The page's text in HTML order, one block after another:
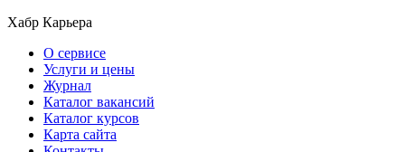
Хабр Карьера
О сервисе
Услуги и цены
Журнал
Каталог вакансий
Каталог курсов
Карта сайта